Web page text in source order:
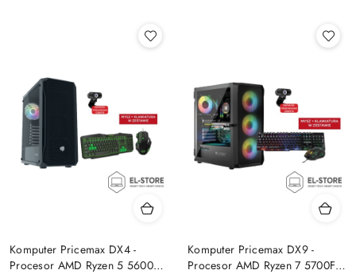
Komputer Pricemax DX4 -
Procesor AMD Ryzen 5 5600G
Komputer Pricemax DX9 -
Procesor AMD Ryzen 7 5700F |